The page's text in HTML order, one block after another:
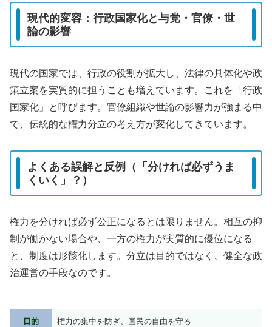
現代的変容：行政国家化と与党・官僚・世
論の影響
現代の国家では、行政の役割が拡大し、法律の具体化や政
策立案を実質的に担うことも増えています。これを「行政
国家化」と呼びます。官僚組織や世論の影響力が強まる中
で、伝統的な権力分立の考え方が変化してきています。
よくある誤解と反例（「分ければ必ずうま
くいく」？）
権力を分ければ必ず公正になるとは限りません。相互の抑
制が働かない場合や、一方の権力が実質的に優位になる
と、制度は形骸化します。分立は目的ではなく、健全な政
治運営の手段なのです。
目的 権力の集中を防ぎ、国民の自由を守る